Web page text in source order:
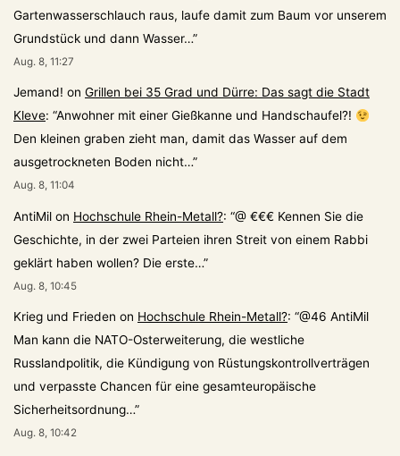
Gartenwasserschlauch raus, laufe damit zum Baum vor unserem
Grundstück und dann Wasser…”
Aug. 8, 11:27
Jemand! on Grillen bei 35 Grad und Dürre: Das sagt die Stadt
Kleve: “Anwohner mit einer Gießkanne und Handschaufel?!
Den kleinen graben zieht man, damit das Wasser auf dem
ausgetrockneten Boden nicht…”
Aug. 8, 11:04
AntiMil on Hochschule Rhein-Metall?: “@ €€€ Kennen Sie die
Geschichte, in der zwei Parteien ihren Streit von einem Rabbi
geklärt haben wollen? Die erste…”
Aug. 8, 10:45
Krieg und Frieden on Hochschule Rhein-Metall?: “@46 AntiMil
Man kann die NATO-Osterweiterung, die westliche
Russlandpolitik, die Kündigung von Rüstungskontrollverträgen
und verpasste Chancen für eine gesamteuropäische
Sicherheitsordnung…”
Aug. 8, 10:42